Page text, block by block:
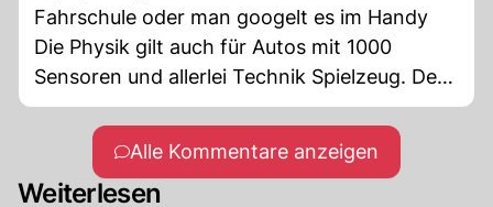
Fahrschule oder man googelt es im Handy
Die Physik gilt auch für Autos mit 1000
Sensoren und allerlei Technik Spielzeug. Den
Hirnmangel des Fahrers wird durch Technik
nicht ausgeglichen
Alle Kommentare anzeigen
Weiterlesen